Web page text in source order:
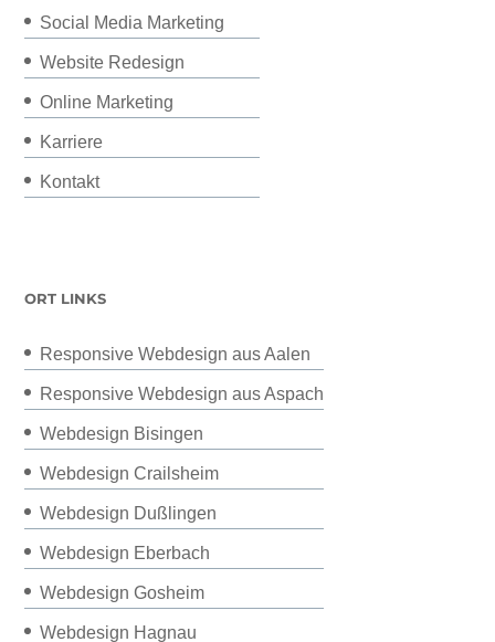
Social Media Marketing
Website Redesign
Online Marketing
Karriere
Kontakt
ORT LINKS
Responsive Webdesign aus Aalen
Responsive Webdesign aus Aspach
Webdesign Bisingen
Webdesign Crailsheim
Webdesign Dußlingen
Webdesign Eberbach
Webdesign Gosheim
Webdesign Hagnau